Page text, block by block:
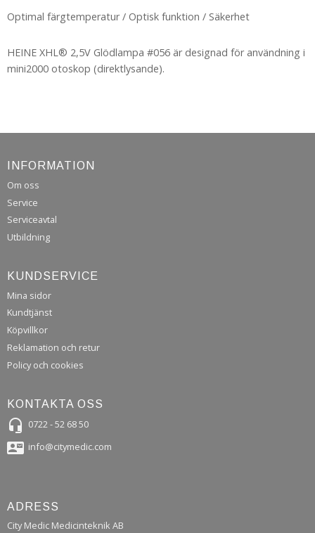
Optimal färgtemperatur / Optisk funktion / Säkerhet
HEINE XHL® 2,5V Glödlampa #056 är designad för användning i
mini2000 otoskop (direktlysande).
INFORMATION
Om oss
Service
Serviceavtal
Utbildning
KUNDSERVICE
Mina sidor
Kundtjänst
Köpvillkor
Reklamation och retur
Policy och cookies
KONTAKTA OSS
headset_mic 0722 - 52 68 50
contact_mail info@citymedic.com
ADRESS
City Medic Medicinteknik AB